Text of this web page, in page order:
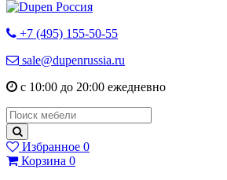
+7 (495) 155-50-55
sale@dupenrussia.ru
с 10:00 до 20:00 ежедневно
Избранное 0
Корзина 0